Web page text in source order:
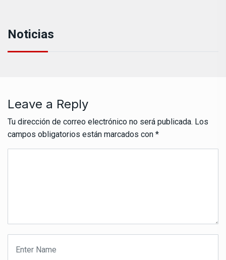
Noticias
Leave a Reply
Tu dirección de correo electrónico no será publicada. Los
campos obligatorios están marcados con *